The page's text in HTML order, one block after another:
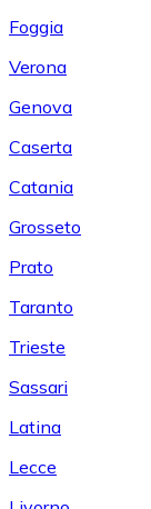
Foggia
Verona
Genova
Caserta
Catania
Grosseto
Prato
Taranto
Trieste
Sassari
Latina
Lecce